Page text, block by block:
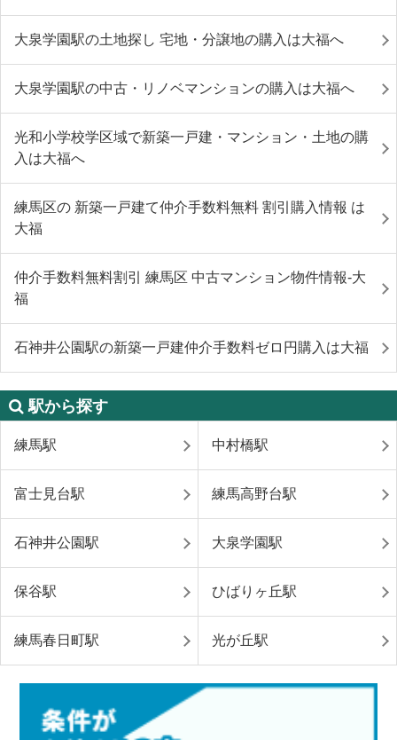
大泉学園駅の土地探し 宅地・分譲地の購入は大福へ
大泉学園駅の中古・リノベマンションの購入は大福へ
光和小学校学区域で新築一戸建・マンション・土地の購
入は大福へ
練馬区の 新築一戸建て仲介手数料無料 割引購入情報 は
大福
仲介手数料無料割引 練馬区 中古マンション物件情報-大
福
石神井公園駅の新築一戸建仲介手数料ゼロ円購入は大福
駅から探す
練馬駅 中村橋駅
富士見台駅 練馬高野台駅
石神井公園駅 大泉学園駅
保谷駅 ひばりヶ丘駅
練馬春日町駅 光が丘駅